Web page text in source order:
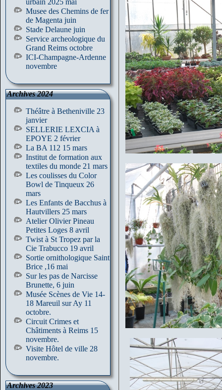
urbain 2025 mai
Musee des Chemins de fer
de Magenta juin
Stade Delaune juin
Service archeologique du
Grand Reims octobre
ICI-Champagne-Ardenne
novembre
Archives 2024
Théâtre à Betheniville 23
janvier
SELLERIE LEXCIA à
EPOYE 2 février
La BA 112 15 mars
Institut de formation aux
textiles du monde 21 mars
Les coulisses du Color
Bowl de Tinqueux 26
mars
Les Enfants de Bacchus à
Hautvillers 25 mars
Atelier Olivier Pineau
Petites Loges 8 avril
Twist à St Tropez par la
Cie Trabucco 19 avril
Sortie ornithologique Saint
Brice ,16 mai
Sur les pas de Narcisse
Brunette, 6 juin
Musée Scènes de Vie 14-
18 Mareuil sur Ay 11
octobre.
Circuit Crimes et
Châtiments à Reims 15
novembre.
Visite Hôtel de ville 28
novembre.
Archives 2023